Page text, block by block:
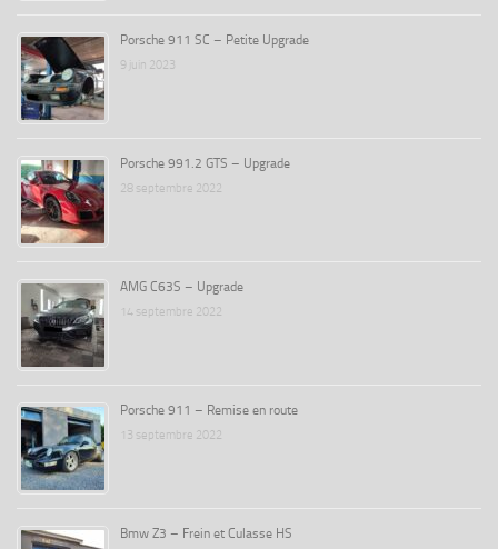
Porsche 911 SC – Petite Upgrade
9 juin 2023
Porsche 991.2 GTS – Upgrade
28 septembre 2022
AMG C63S – Upgrade
14 septembre 2022
Porsche 911 – Remise en route
13 septembre 2022
Bmw Z3 – Frein et Culasse HS